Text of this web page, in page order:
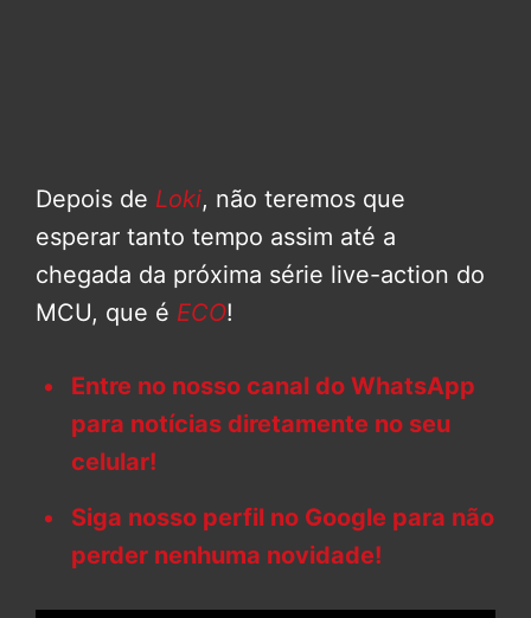
Depois de Loki, não teremos que
esperar tanto tempo assim até a
chegada da próxima série live-action do
MCU, que é ECO!
Entre no nosso canal do WhatsApp
para notícias diretamente no seu
celular!
Siga nosso perfil no Google para não
perder nenhuma novidade!